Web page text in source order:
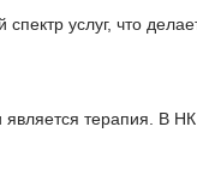
услуг, что
терапия. В